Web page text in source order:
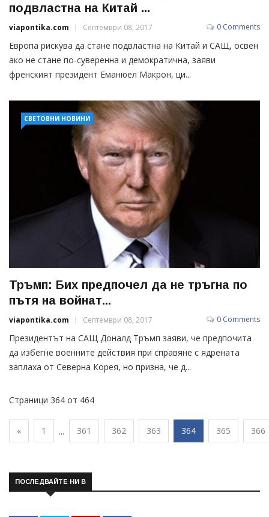
подвластна на Китай ...
viapontika.com Септември 08, 2017 0 Comments
Европа рискува да стане подвластна на Китай и САЩ, освен
ако не стане по-суверенна и демократична, заяви
френският президент Еманюел Макрон, ци...
СВЕТОВНИ НОВИНИ
Тръмп: Бих предпочел да не тръгна по
пътя на войнат...
viapontika.com Септември 08, 2017 0 Comments
Президентът на САЩ Доналд Тръмп заяви, че предпочита
да избегне военните действия при справяне с ядрената
заплаха от Северна Корея, но призна, че д...
Страници 364 от 464
« 1 ... 361 362 363 364 365 366
ПОСЛЕДВАЙТЕ НИ В